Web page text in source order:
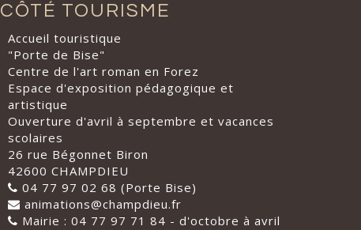
CÔTÉ TOURISME
Accueil touristique
"Porte de Bise"
Centre de l'art roman en Forez
Espace d'exposition pédagogique et
artistique
Ouverture d'avril à septembre et vacances
scolaires
26 rue Bégonnet Biron
42600 CHAMPDIEU
04 77 97 02 68 (Porte Bise)
animations@champdieu.fr
Mairie : 04 77 97 71 84 - d'octobre à avril